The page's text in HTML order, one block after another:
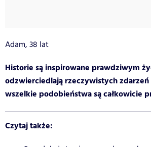
Adam, 38 lat
Historie są inspirowane prawdziwym
odzwierciedlają rzeczywistych zdarzeń
wszelkie podobieństwa są całkowicie
Czytaj także: